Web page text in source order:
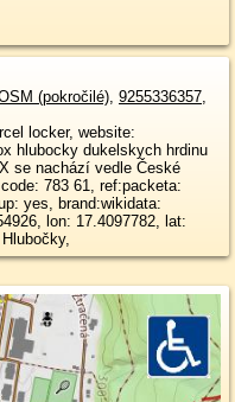
(pokročilé), 9255336357,
locker, website:
hlubocky dukelskych hrdinu
se nachází vedle České
783 61, ref:packeta:
yes, brand:wikidata:
lon: 17.4097782, lat: